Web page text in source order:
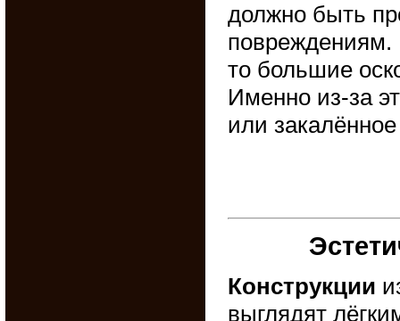
должно быть
повреждениям.
то большие
Именно из-за
или
Конструкции
выглядят